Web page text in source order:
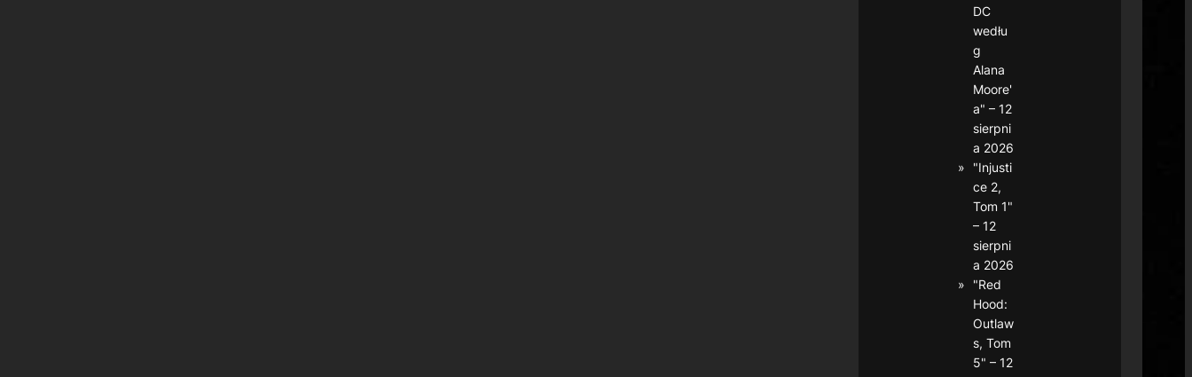
DC
wedłu
g
Alana
Moore'
a" – 12
sierpni
a 2026
"Injusti
ce 2,
Tom 1"
– 12
sierpni
a 2026
"Red
Hood:
Outlaw
s, Tom
5" – 12